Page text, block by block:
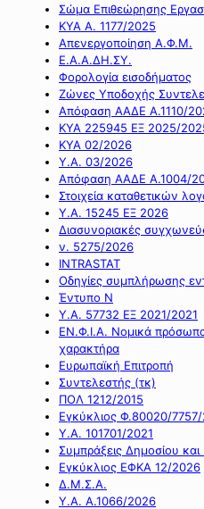
Σώμα Επιθεώρησης
ΚΥΑ Α. 1177/2025
Απενεργοποίηση Α.Φ.Μ.
Ε.Α.Α.ΔΗ.ΣΥ.
Φορολογία εισοδήματος
Ζώνες Υποδοχής
Απόφαση ΑΑΔΕ Α.1110/
ΚΥΑ 225945 ΕΞ 2025/
ΚΥΑ 02/2026
Υ.Α. 03/2026
Απόφαση ΑΑΔΕ Α.1004/
Στοιχεία καταθετικών
Υ.Α. 15245 ΕΞ 2026
Διασυνοριακές
ν. 5275/2026
INTRASTAT
Οδηγίες συμπλήρωσης
Έντυπο Ν
Υ.Α. 57732 ΕΞ 2021/2021
ΕΝ.Φ.Ι.Α. Νομικά
χαρακτήρα
Ευρωπαϊκή Επιτροπή
Συντελεστής (τκ)
ΠΟΛ 1212/2015
Εγκύκλιος Φ.80020/
Υ.Α. 101701/2021
Συμπράξεις Δημοσίου και
Εγκύκλιος ΕΦΚΑ 12/2026
Δ.Μ.Σ.Α.
Υ.Α. Α.1066/2026